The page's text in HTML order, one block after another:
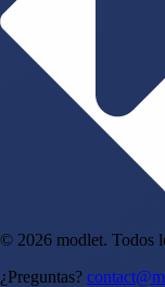
© 2026 modlet. Todos
¿Preguntas?